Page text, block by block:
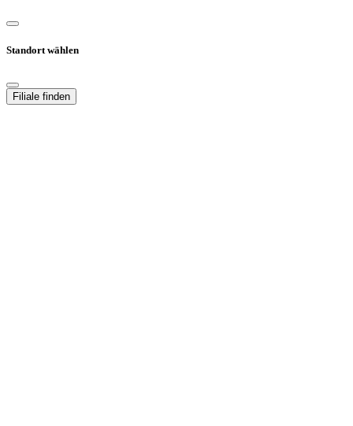
Standort wählen
Filiale finden